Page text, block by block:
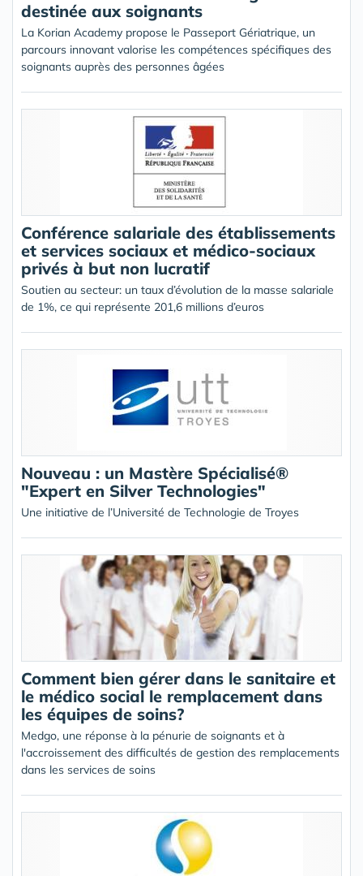
destinée aux soignants
La Korian Academy propose le Passeport Gériatrique, un
parcours innovant valorise les compétences spécifiques des
soignants auprès des personnes âgées
Conférence salariale des établissements
et services sociaux et médico-sociaux
privés à but non lucratif
Soutien au secteur: un taux d’évolution de la masse salariale
de 1%, ce qui représente 201,6 millions d’euros
Nouveau : un Mastère Spécialisé®
"Expert en Silver Technologies"
Une initiative de l’Université de Technologie de Troyes
Comment bien gérer dans le sanitaire et
le médico social le remplacement dans
les équipes de soins?
Medgo, une réponse à la pénurie de soignants et à
l'accroissement des difficultés de gestion des remplacements
dans les services de soins